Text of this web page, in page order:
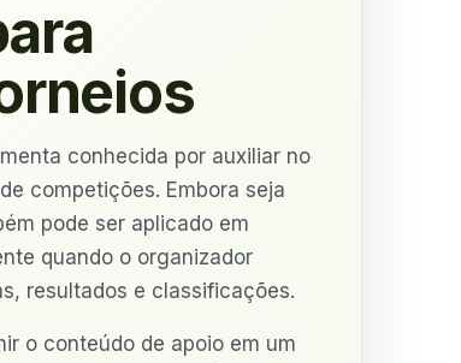
conhecida por auxiliar no
competições. Embora seja
pode ser aplicado em
quando o organizador
resultados e classificações.
o conteúdo de apoio em um